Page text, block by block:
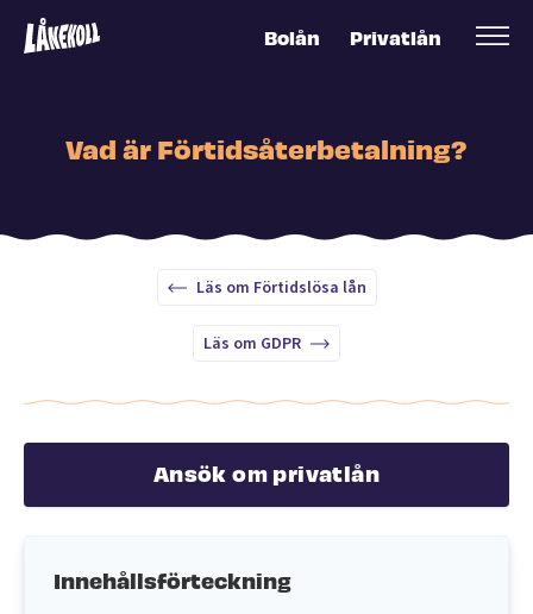
Bolån Privatlån
Vad är Förtidsåterbetalning?
Läs om Förtidslösa lån
Läs om GDPR
Ansök om privatlån
Innehållsförteckning